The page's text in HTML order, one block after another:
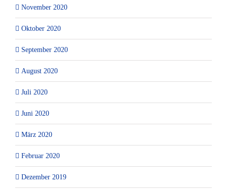
November 2020
Oktober 2020
September 2020
August 2020
Juli 2020
Juni 2020
März 2020
Februar 2020
Dezember 2019